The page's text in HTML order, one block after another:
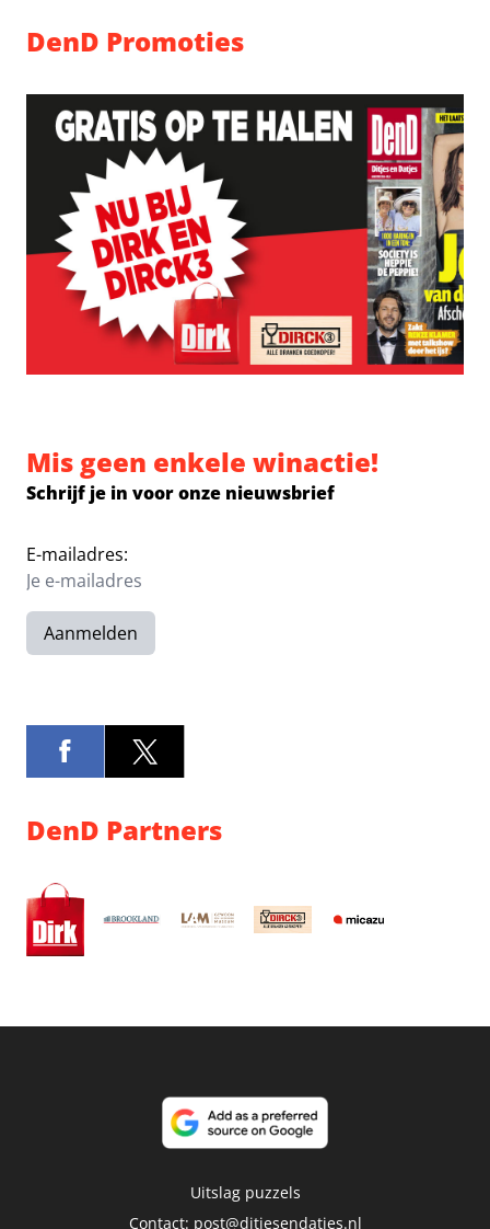
DenD Promoties
Mis geen enkele winactie!
Schrijf je in voor onze nieuwsbrief
E-mailadres:
Aanmelden
DenD Partners
Uitslag puzzels
Contact: post@ditjesendatjes.nl